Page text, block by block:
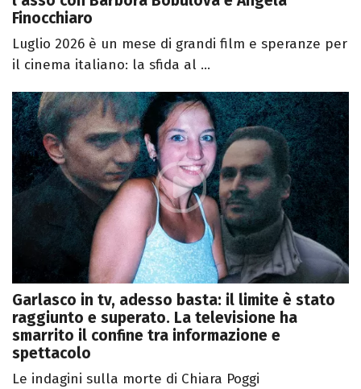
Finocchiaro
Luglio 2026 è un mese di grandi film e speranze per
il cinema italiano: la sfida al ...
Garlasco in tv, adesso basta: il limite è stato
raggiunto e superato. La televisione ha
smarrito il confine tra informazione e
spettacolo
Le indagini sulla morte di Chiara Poggi